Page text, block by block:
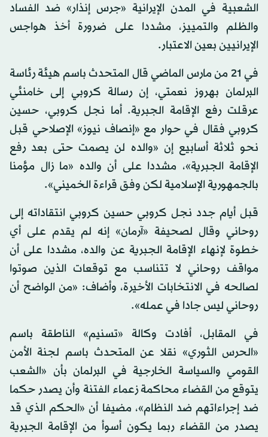
الشعبية في المدن الإيرانية «جرس إنذار» ضد الفساد
والظلم والتمييز، مشددا على ضرورة أخذ هواجس
الإيرانيين بعين الاعتبار.
في 21 من مارس الماضي قال المتحدث باسم هيئة رئاسة
البرلمان بهروز نعمتي، إن رسالة كروبي إلى خامنئي
عرقلت رفع الإقامة الجبرية. أما نجل كروبي، حسين
كروبي فقال في حوار مع «إنصاف نيوز» الإصلاحي قبل
نحو ثلاثة أسابيع إن «والده لن يصمت حتى بعد رفع
الإقامة الجبرية»، مشددا على أن والده «ما زال مؤمنا
بالجمهورية الإسلامية لكن وفق قراءة الخميني».
قبل أيام جدد نجل كروبي حسين كروبي انتقاداته إلى
روحاني وقال لصحيفة «آرمان» إنه لم يقدم على أي
خطوة لإنهاء الإقامة الجبرية عن والده، مشددا على أن
مواقف روحاني لا تتناسب مع توقعات الذين صوتوا
لصالحه في الانتخابات الأخيرة، وأضاف: «من الواضح أن
روحاني ليس جادا في عمله».
في المقابل، أفادت وكالة «تسنيم» الناطقة باسم
«الحرس الثوري» نقلا عن المتحدث باسم لجنة الأمن
القومي والسياسة الخارجية في البرلمان بأن «الشعب
يتوقع من القضاء محاكمة زعماء الفتنة وأن يصدر حكما
ضد إجراءاتهم ضد النظام»، مضيفا أن «الحكم الذي قد
يصدر من القضاء ربما يكون أسوأ من الإقامة الجبرية